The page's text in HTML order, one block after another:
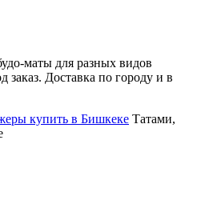
маты для разных видов
заказ. Доставка по городу и в
купить в Бишкеке Татами,